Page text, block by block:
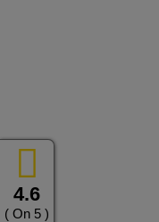
4.6
( On 5 )